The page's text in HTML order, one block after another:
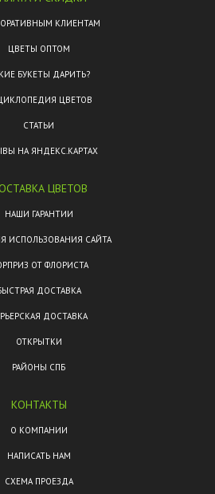
КЛИЕНТАМ
ЦВЕТЫ ОПТОМ
БУКЕТЫ ДАРИТЬ?
ЦВЕТОВ
СТАТЬИ
НА ЯНДЕКС.КАРТАХ
ЦВЕТОВ
НАШИ ГАРАНТИИ
ИСПОЛЬЗОВАНИЯ САЙТА
ОТ ФЛОРИСТА
ДОСТАВКА
ДОСТАВКА
ОТКРЫТКИ
РАЙОНЫ СПБ
КОНТАКТЫ
О КОМПАНИИ
НАПИСАТЬ НАМ
СХЕМА ПРОЕЗДА